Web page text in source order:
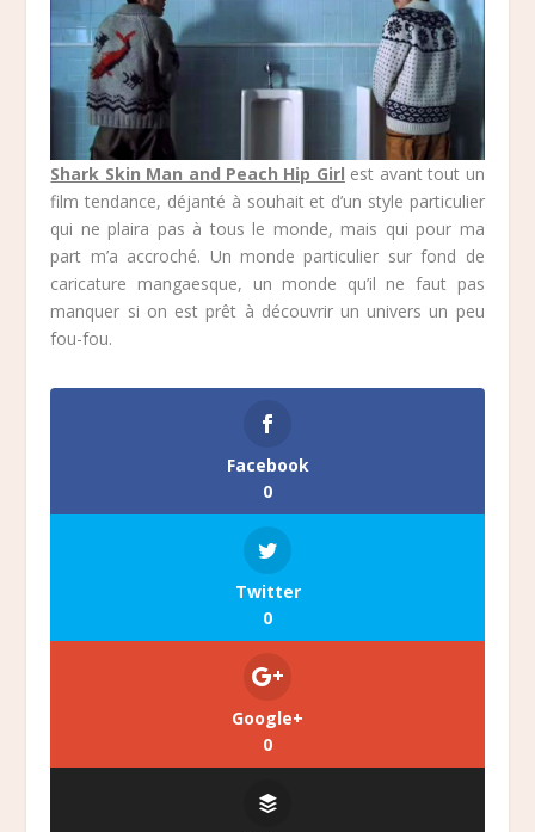
Shark Skin Man and Peach Hip Girl est avant tout un
film tendance, déjanté à souhait et d’un style particulier
qui ne plaira pas à tous le monde, mais qui pour ma
part m’a accroché. Un monde particulier sur fond de
caricature mangaesque, un monde qu’il ne faut pas
manquer si on est prêt à découvrir un univers un peu
fou-fou.
Facebook
0
Twitter
0
Google+
0